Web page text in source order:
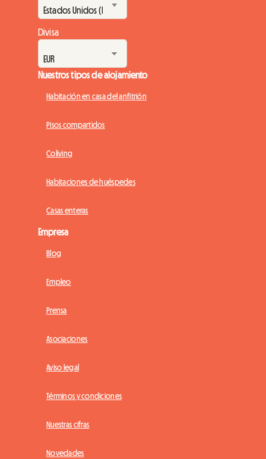
Divisa
Nuestros tipos de alojamiento
Habitación en casa del anfitrión
Pisos compartidos
Coliving
Habitaciones de huéspedes
Casas enteras
Empresa
Blog
Empleo
Prensa
Asociaciones
Aviso legal
Términos y condiciones
Nuestras cifras
Novedades